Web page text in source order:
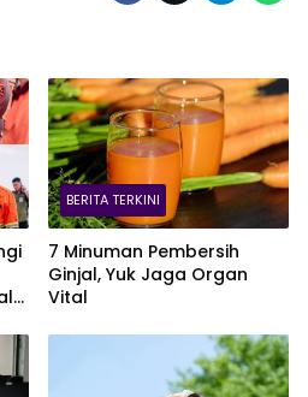
BERITA TERKINI
7 Minuman Pembersih
Ginjal, Yuk Jaga Organ
Vital